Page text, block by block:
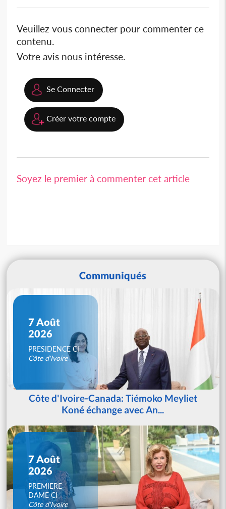
Veuillez vous connecter pour commenter ce
contenu.
Votre avis nous intéresse.
Se Connecter
Créer votre compte
Soyez le premier à commenter cet article
Communiqués
7 Août
2026
PRESIDENCE CI
Côte d'Ivoire
Côte d'Ivoire-Canada: Tiémoko Meyliet
Koné échange avec An...
7 Août
2026
PREMIERE
DAME CI
Côte d'Ivoire